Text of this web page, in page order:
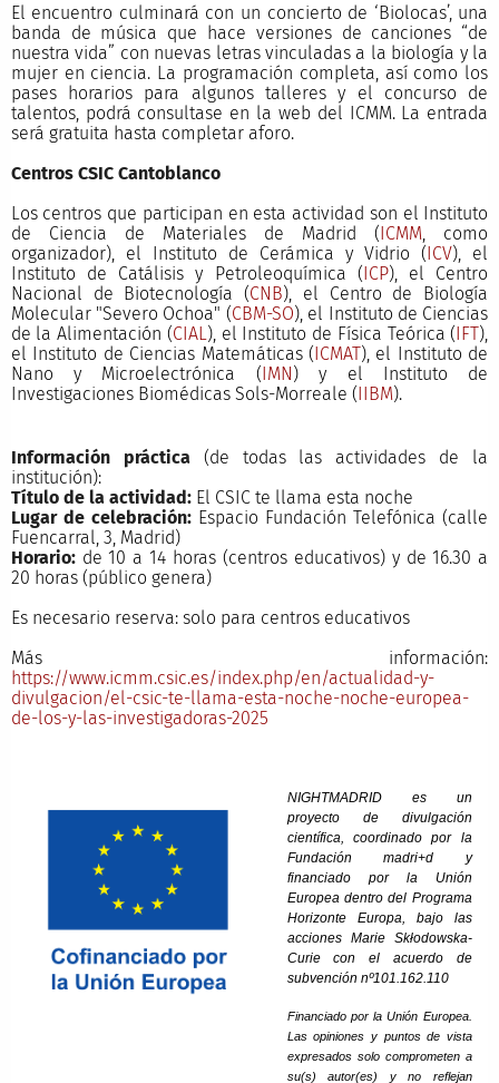
El encuentro culminará con un concierto de ‘Biolocas’, una
banda de música que hace versiones de canciones “de
nuestra vida” con nuevas letras vinculadas a la biología y la
mujer en ciencia. La programación completa, así como los
pases horarios para algunos talleres y el concurso de
talentos, podrá consultase en la web del ICMM. La entrada
será gratuita hasta completar aforo.
Centros CSIC Cantoblanco
Los centros que participan en esta actividad son el Instituto
de Ciencia de Materiales de Madrid (ICMM , como
organizador), el Instituto de Cerámica y Vidrio (ICV), el
Instituto de Catálisis y Petroleoquímica (ICP), el Centro
Nacional de Biotecnología (CNB), el Centro de Biología
Molecular "Severo Ochoa" (CBM-SO), el Instituto de Ciencias
de la Alimentación (CIAL ), el Instituto de Física Teórica (IFT),
el Instituto de Ciencias Matemáticas (ICMAT), el Instituto de
Nano y Microelectrónica (IMN) y el Instituto de
Investigaciones Biomédicas Sols-Morreale (IIBM).
Información práctica(de todas las actividades de la
institución):
Título de la actividad:El CSIC te llama esta noche
Lugar de celebración:Espacio Fundación Telefónica (calle
Fuencarral, 3, Madrid)
Horario:de 10 a 14 horas (centros educativos) y de 16.30 a
20 horas (público genera)
Es necesario reserva: solo para centros educativos
Más información:
https://www.icmm.csic.es/index.php/en/actualidad-y-
divulgacion/el-csic-te-llama-esta-noche-noche-europea-
de-los-y-las-investigadoras-2025
NIGHTMADRID es un
proyecto de divulgación
científica, coordinado por la
Fundación madri+d y
financiado por la Unión
Europea dentro del Programa
Horizonte Europa, bajo las
acciones Marie Skłodowska-
Curie con el acuerdo de
subvención nº101.162.110
Financiado por la Unión Europea.
Las opiniones y puntos de vista
expresados solo comprometen a
su(s) autor(es) y no reflejan